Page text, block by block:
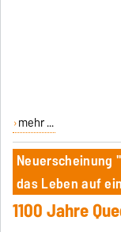
mehr ...
Neuerscheinung
das Leben auf
1100 Jahre